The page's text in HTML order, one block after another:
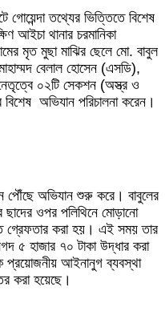
গোয়েন্দা তথ্যের ভিত্তিতে বিশেষ
আইচা থানার চরমানিকা
মৃত মুছা মাঝির ছেলে মো. বাবুল
বেলাল হোসেন (এসডি),
০২টি সেকশন (অস্ত্র ও
অভিযান পরিচালনা করেন।
পৌঁছে অভিযান শুরু করে। বাবুলের
ছাদের ওপর পলিথিনে মোড়ানো
গ্রেফতার করা হয়। এই সময় তার
৫ হাজার ৭০ টাকা উদ্ধার করা
প্রয়োজনীয় আইনানুগ ব্যবস্থা
করা হয়েছে।